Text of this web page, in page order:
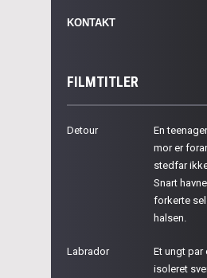
KONTAKT
FILMTITLER
Detour
En
mor er
stedfar
Snart
forkerte
halsen.
Labrador
Et ungt par
isoleret